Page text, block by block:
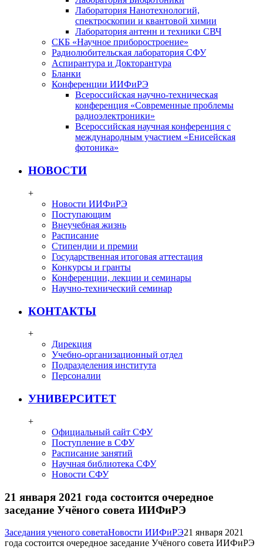
Лаборатория Нанотехнологий,
спектроскопии и квантовой химии
Лаборатория антенн и техники СВЧ
СКБ «Научное приборостроение»
Радиолюбительская лаборатория СФУ
Аспирантура и Докторантура
Бланки
Конференции ИИФиРЭ
Всероссийская научно-техническая
конференция «Современные проблемы
радиоэлектроники»
Всероссийская научная конференция с
международным участием «Енисейская
фотоника»
НОВОСТИ
+
Новости ИИФиРЭ
Поступающим
Внеучебная жизнь
Расписание
Стипендии и премии
Государственная итоговая аттестация
Конкурсы и гранты
Конференции, лекции и семинары
Научно-технический семинар
КОНТАКТЫ
+
Дирекция
Учебно-организационный отдел
Подразделения института
Персоналии
УНИВЕРСИТЕТ
+
Официальный сайт СФУ
Поступление в СФУ
Расписание занятий
Научная библиотека СФУ
Новости СФУ
21 января 2021 года состоится очередное
заседание Учёного совета ИИФиРЭ
Заседания ученого советаНовости ИИФиРЭ21 января 2021
года состоится очередное заседание Учёного совета ИИФиРЭ